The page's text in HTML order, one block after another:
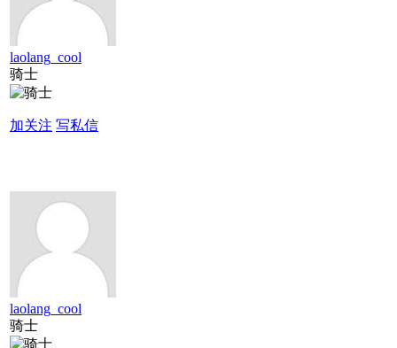
laolang_cool
骑士
加关注 写私信
laolang_cool
骑士